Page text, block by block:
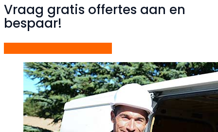
Vraag gratis offertes aan en
bespaar!